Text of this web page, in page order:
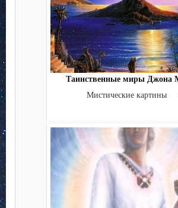
Таинственные миры Джона
Мистические картины